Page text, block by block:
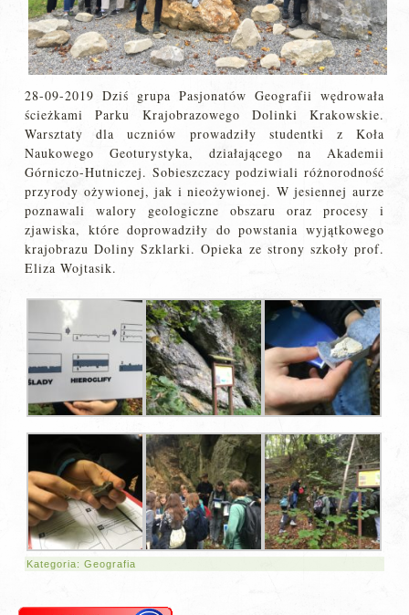
28-09-2019 Dziś grupa Pasjonatów Geografii wędrowała
ścieżkami Parku Krajobrazowego Dolinki Krakowskie.
Warsztaty dla uczniów prowadziły studentki z Koła
Naukowego Geoturystyka, działającego na Akademii
Górniczo-Hutniczej. Sobieszczacy podziwiali różnorodność
przyrody ożywionej, jak i nieożywionej. W jesiennej aurze
poznawali walory geologiczne obszaru oraz procesy i
zjawiska, które doprowadziły do powstania wyjątkowego
krajobrazu Doliny Szklarki. Opieka ze strony szkoły prof.
Eliza Wojtasik.
Kategoria:Geografia